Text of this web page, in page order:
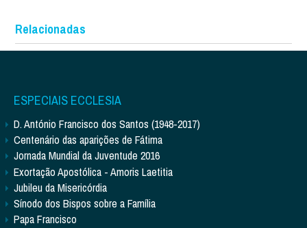
Relacionadas
ESPECIAIS ECCLESIA
D. António Francisco dos Santos (1948-2017)
Centenário das aparições de Fátima
Jornada Mundial da Juventude 2016
Exortação Apostólica - Amoris Laetitia
Jubileu da Misericórdia
Sínodo dos Bispos sobre a Família
Papa Francisco